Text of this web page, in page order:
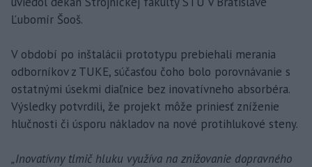
Ľubomír Šooš.
V období po inštalácii prototypu prebiehali merania
odborníkov z TUKE, súčasťou čoho bolo porovnávanie s
ostatnými úsekmi diaľnice bez inovatívneho absorbéra.
Výsledky potvrdili, že projekt môže priniesť zníženie
hlučnosti či úsporu nákladov na nové protihlukové steny.
„Inovatívny tlmič hluku využíva na znižovanie dopravného